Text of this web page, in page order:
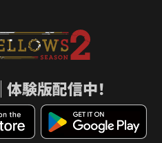
体験版配信中！